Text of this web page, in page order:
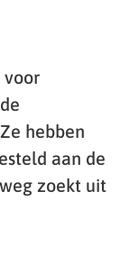
voor
hebben
aan de
zoekt uit